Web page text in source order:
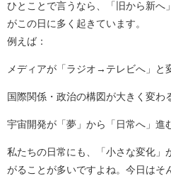
ひとことで言うなら、「旧から新へ
がこの日に多く起きています。
例えば：
メディアが「ラジオ→テレビへ」と
国際関係・政治の構図が大きく変わ
宇宙開発が「夢」から「日常へ」進
私たちの日常にも、「小さな変化」
がることが多いですよね。今日はそ